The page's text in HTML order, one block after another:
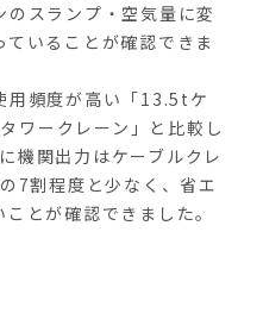
スランプ・空気量に変
いることが確認できま
用頻度が高い「13.5tケ
ワークレーン」と比較し
機関出力はケーブルクレ
7割程度と少なく、省エ
とが確認できました。